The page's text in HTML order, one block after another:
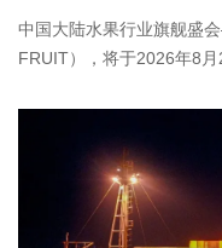
中国大陆水果行业旗舰盛
FRUIT），将于2026年8月